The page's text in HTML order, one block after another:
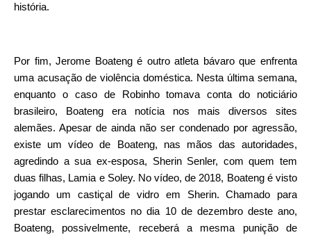
história.
Por fim, Jerome Boateng é outro atleta bávaro que enfrenta
uma acusação de violência doméstica. Nesta última semana,
enquanto o caso de Robinho tomava conta do noticiário
brasileiro, Boateng era notícia nos mais diversos sites
alemães. Apesar de ainda não ser condenado por agressão,
existe um vídeo de Boateng, nas mãos das autoridades,
agredindo a sua ex-esposa, Sherin Senler, com quem tem
duas filhas, Lamia e Soley. No vídeo, de 2018, Boateng é visto
jogando um castiçal de vidro em Sherin. Chamado para
prestar esclarecimentos no dia 10 de dezembro deste ano,
Boateng, possivelmente, receberá a mesma punição de